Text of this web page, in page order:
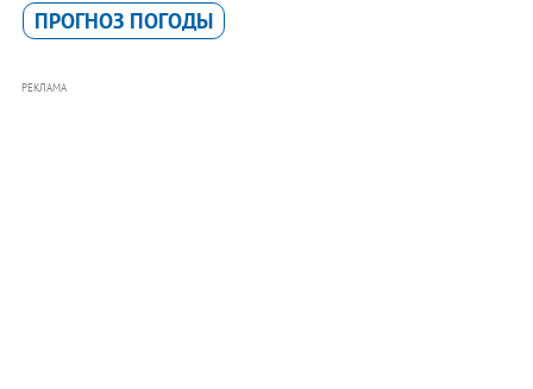
ПРОГНОЗ ПОГОДЫ
РЕКЛАМА